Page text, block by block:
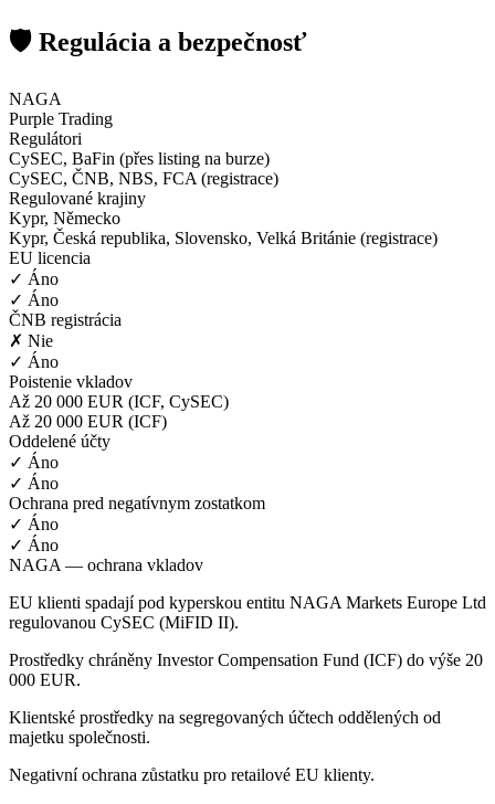
🛡️ Regulácia a bezpečnosť
NAGA
Purple Trading
Regulátori
CySEC, BaFin (přes listing na burze)
CySEC, ČNB, NBS, FCA (registrace)
Regulované krajiny
Kypr, Německo
Kypr, Česká republika, Slovensko, Velká Británie (registrace)
EU licencia
✓ Áno
✓ Áno
ČNB registrácia
✗ Nie
✓ Áno
Poistenie vkladov
Až 20 000 EUR (ICF, CySEC)
Až 20 000 EUR (ICF)
Oddelené účty
✓ Áno
✓ Áno
Ochrana pred negatívnym zostatkom
✓ Áno
✓ Áno
NAGA — ochrana vkladov
EU klienti spadají pod kyperskou entitu NAGA Markets Europe Ltd
regulovanou CySEC (MiFID II).
Prostředky chráněny Investor Compensation Fund (ICF) do výše 20
000 EUR.
Klientské prostředky na segregovaných účtech oddělených od
majetku společnosti.
Negativní ochrana zůstatku pro retailové EU klienty.